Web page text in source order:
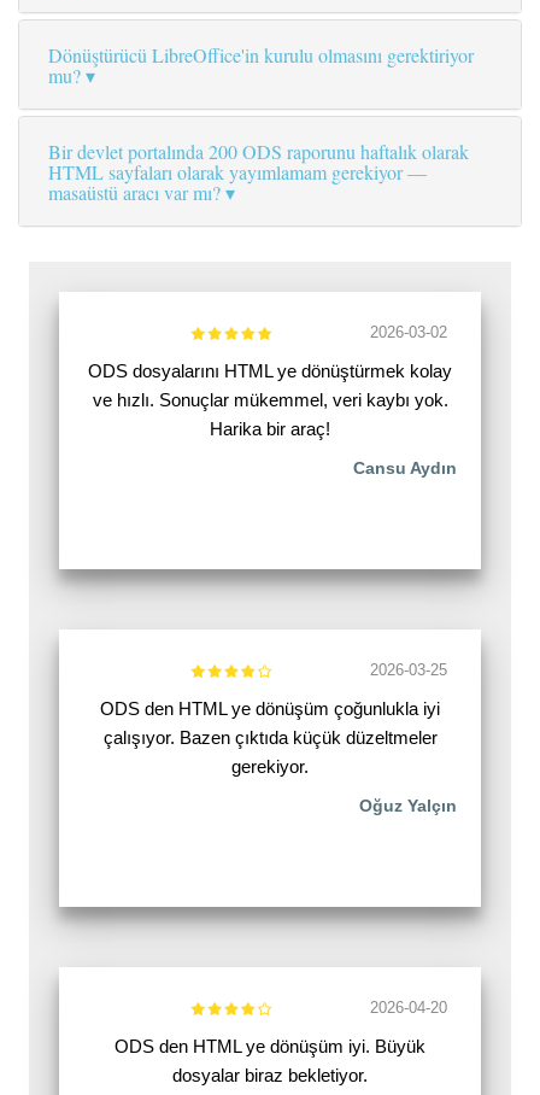
Dönüştürücü LibreOffice'in kurulu olmasını gerektiriyor
mu?
Bir devlet portalında 200 ODS raporunu haftalık olarak
HTML sayfaları olarak yayımlamam gerekiyor —
masaüstü aracı var mı?
2026-03-02
ODS dosyalarını HTML ye dönüştürmek kolay
ve hızlı. Sonuçlar mükemmel, veri kaybı yok.
Harika bir araç!
Cansu Aydın
2026-03-25
ODS den HTML ye dönüşüm çoğunlukla iyi
çalışıyor. Bazen çıktıda küçük düzeltmeler
gerekiyor.
Oğuz Yalçın
2026-04-20
ODS den HTML ye dönüşüm iyi. Büyük
dosyalar biraz bekletiyor.